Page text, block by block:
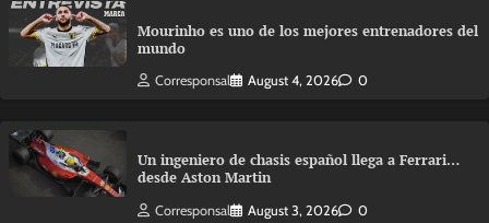
Mourinho es uno de los mejores entrenadores del
mundo
Corresponsal August 4, 2026 0
Un ingeniero de chasis español llega a Ferrari…
desde Aston Martin
Corresponsal August 3, 2026 0